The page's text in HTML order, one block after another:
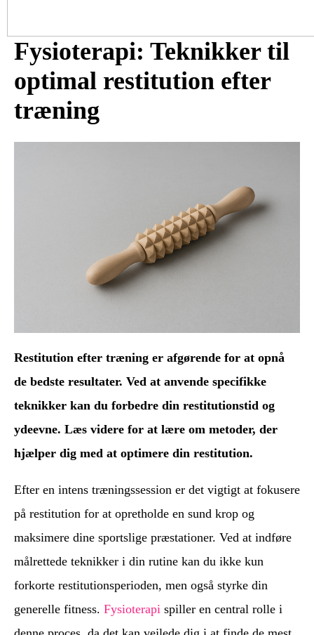
Fysioterapi: Teknikker til
optimal restitution efter
træning
Restitution efter træning er afgørende for at opnå
de bedste resultater. Ved at anvende specifikke
teknikker kan du forbedre din restitutionstid og
ydeevne. Læs videre for at lære om metoder, der
hjælper dig med at optimere din restitution.
Efter en intens træningssession er det vigtigt at fokusere
på restitution for at opretholde en sund krop og
maksimere dine sportslige præstationer. Ved at indføre
målrettede teknikker i din rutine kan du ikke kun
forkorte restitutionsperioden, men også styrke din
generelle fitness. Fysioterapi spiller en central rolle i